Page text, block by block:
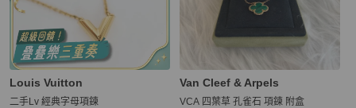
Louis Vuitton
二手Lv 經典字母項鍊
Van Cleef & Arpels
VCA 四葉草 孔雀石 項鍊 附盒